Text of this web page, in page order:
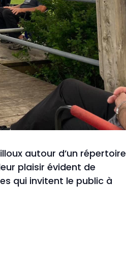
autour d’un répertoire
plaisir évident de
qui invitent le public à